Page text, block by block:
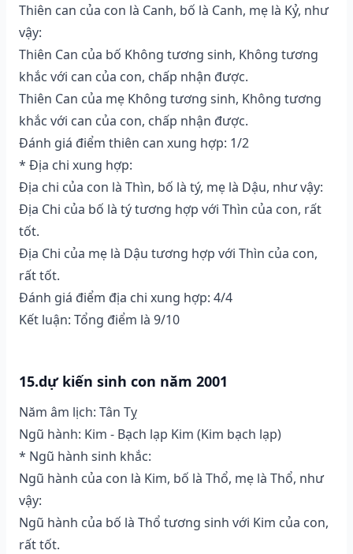
Thiên can của con là Canh, bố là Canh, mẹ là Kỷ, như
vậy:
Thiên Can của bố Không tương sinh, Không tương
khắc với can của con, chấp nhận được.
Thiên Can của mẹ Không tương sinh, Không tương
khắc với can của con, chấp nhận được.
Đánh giá điểm thiên can xung hợp: 1/2
* Địa chi xung hợp:
Địa chi của con là Thìn, bố là tý, mẹ là Dậu, như vậy:
Địa Chi của bố là tý tương hợp với Thìn của con, rất
tốt.
Địa Chi của mẹ là Dậu tương hợp với Thìn của con,
rất tốt.
Đánh giá điểm địa chi xung hợp: 4/4
Kết luận: Tổng điểm là 9/10
15.dự kiến sinh con năm 2001
Năm âm lịch: Tân Tỵ
Ngũ hành: Kim - Bạch lạp Kim (Kim bạch lạp)
* Ngũ hành sinh khắc:
Ngũ hành của con là Kim, bố là Thổ, mẹ là Thổ, như
vậy:
Ngũ hành của bố là Thổ tương sinh với Kim của con,
rất tốt.